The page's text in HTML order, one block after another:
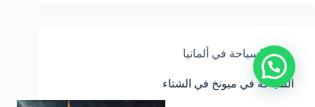
السياحة في ألمانيا
السياحة في ميونخ في الشتاء